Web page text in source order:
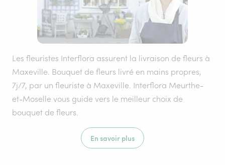
Les fleuristes Interflora assurent la livraison de fleurs à
Maxeville. Bouquet de fleurs livré en mains propres,
7j/7, par un fleuriste à Maxeville. Interflora Meurthe-
et-Moselle vous guide vers le meilleur choix de
bouquet de fleurs.
En savoir plus